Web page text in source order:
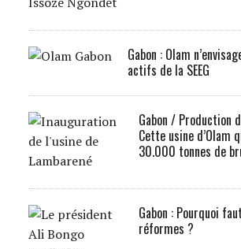
Gabon : Olam
actifs de la SEEG
Gabon / Production
Cette usine d’Olam
30.000 tonnes de
Gabon : Pourquoi
réformes ?